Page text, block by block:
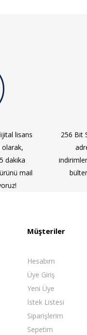
lisans
olarak,
dakika
ürünü mail
256 Bit
Müşteriler
Hesabım
Üye Giriş
Yeni Üye
İstek Listesi
Siparişlerim
Sepetim